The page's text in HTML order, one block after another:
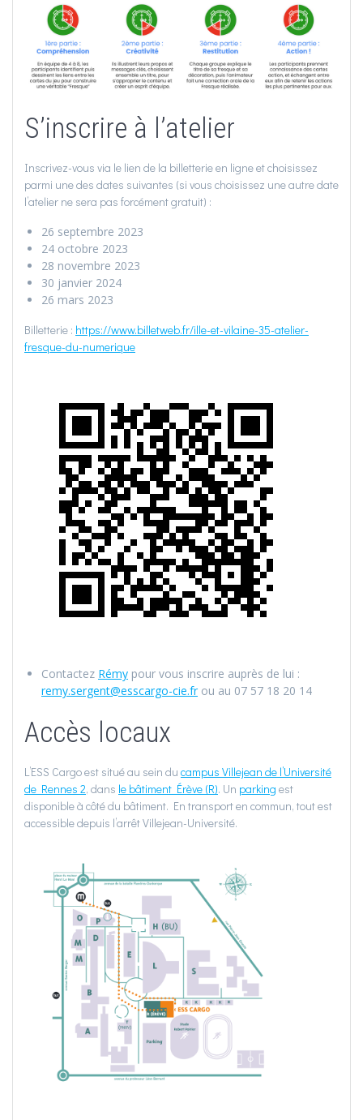
S’inscrire à l’atelier
Inscrivez-vous via le lien de la billetterie en ligne et choisissez
parmi une des dates suivantes (si vous choisissez une autre date
l’atelier ne sera pas forcément gratuit) :
26 septembre 2023
24 octobre 2023
28 novembre 2023
30 janvier 2024
26 mars 2023
Billetterie : https://www.billetweb.fr/ille-et-vilaine-35-atelier-
fresque-du-numerique
Contactez Rémy pour vous inscrire auprès de lui :
remy.sergent@esscargo-cie.frou au 07 57 18 20 14
Accès locaux
L’ESS Cargo est situé au sein du campus Villejean de l’Université
de Rennes 2, dans le bâtiment Érève (R). Un parking est
disponible à côté du bâtiment. En transport en commun, tout est
accessible depuis l’arrêt Villejean-Université.